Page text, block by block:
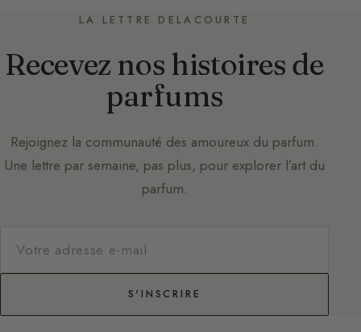
LA LETTRE DELACOURTE
Recevez nos histoires de
parfums
Rejoignez la communauté des amoureux du parfum.
Une lettre par semaine, pas plus, pour explorer l’art du
parfum.
S'INSCRIRE